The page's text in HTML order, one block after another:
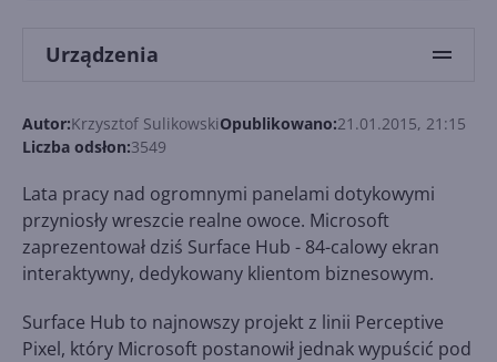
Urządzenia
Autor:Krzysztof SulikowskiOpublikowano:21.01.2015, 21:15
Liczba odsłon:3549
Lata pracy nad ogromnymi panelami dotykowymi
przyniosły wreszcie realne owoce. Microsoft
zaprezentował dziś Surface Hub - 84-calowy ekran
interaktywny, dedykowany klientom biznesowym.
Surface Hub to najnowszy projekt z linii Perceptive
Pixel, który Microsoft postanowił jednak wypuścić pod